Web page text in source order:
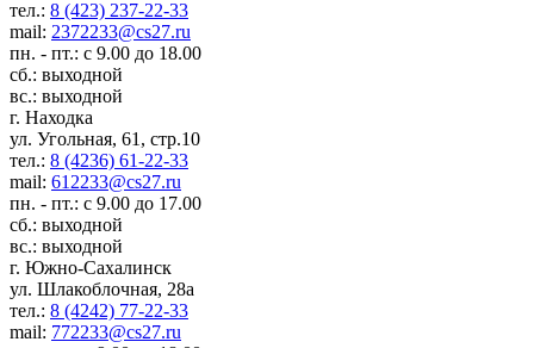
тел.: 8 (423) 237-22-33
mail: 2372233@cs27.ru
пн. - пт.: с 9.00 до 18.00
сб.: выходной
вс.: выходной
г. Находка
ул. Угольная, 61, стр.10
тел.: 8 (4236) 61-22-33
mail: 612233@cs27.ru
пн. - пт.: с 9.00 до 17.00
сб.: выходной
вс.: выходной
г. Южно-Сахалинск
ул. Шлакоблочная, 28а
тел.: 8 (4242) 77-22-33
mail: 772233@cs27.ru